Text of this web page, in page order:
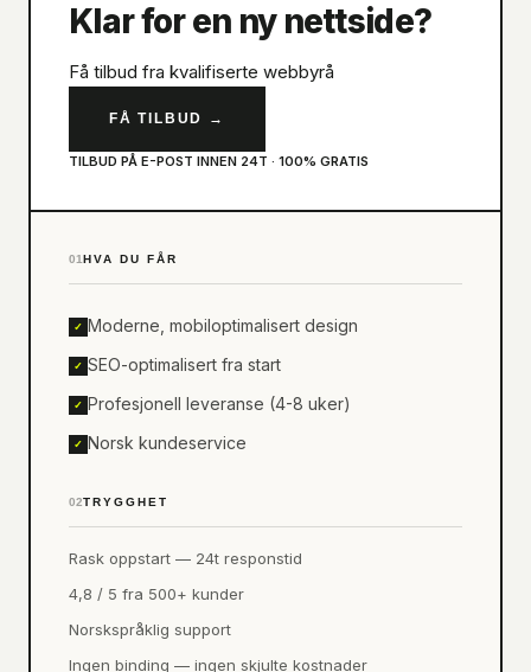
Klar for en ny nettside?
Få tilbud fra kvalifiserte webbyrå
FÅ TILBUD →
TILBUD PÅ E-POST INNEN 24T · 100% GRATIS
01HVA DU FÅR
✓ Moderne, mobiloptimalisert design
✓ SEO-optimalisert fra start
✓ Profesjonell leveranse (4-8 uker)
✓ Norsk kundeservice
02TRYGGHET
Rask oppstart — 24t responstid
4,8 / 5 fra 500+ kunder
Norskspråklig support
Ingen binding — ingen skjulte kostnader